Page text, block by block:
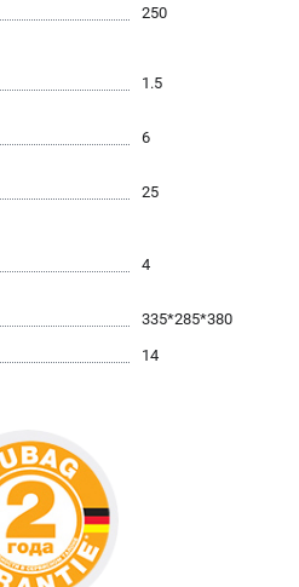
317-60-57
сайте не является публичной
колл-центра:
59-10-67
250
1.5
6
25
4
335*285*380
14